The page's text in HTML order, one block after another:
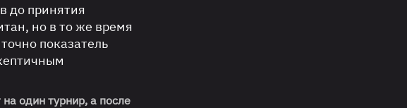
до принятия
но в то же время
показатель
один турнир, а после